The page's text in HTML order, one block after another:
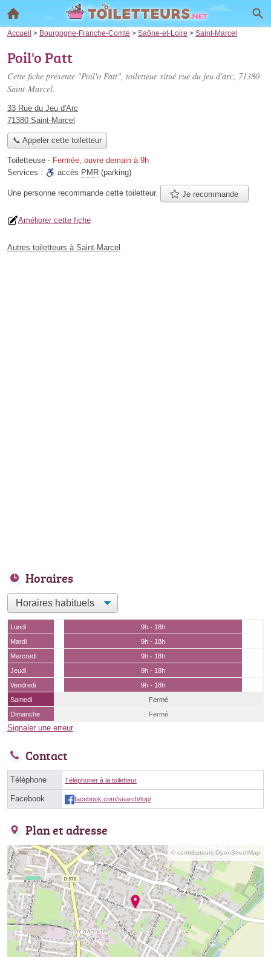
Accueil > Bourgogne-Franche-Comté > Saône-et-Loire > Saint-Marcel
Poil'o Patt
Cette fiche présente "Poil'o Patt", toiletteur situé rue du jeu d'arc, 71380
Saint-Marcel.
33 Rue du Jeu d'Arc
71380 Saint-Marcel
📞 Appeler cette toiletteur
Toiletteuse - Fermée, ouvre demain à 9h
Services :
accès PMR (parking)
Une personne recommande cette toiletteur. Je recommande
Améliorer cette fiche
Autres toiletteurs à Saint-Marcel
Horaires
Lundi
9h - 18h
Mardi
9h - 18h
Mercredi
9h - 18h
Jeudi
9h - 18h
Vendredi
9h - 18h
Samedi
Fermé
Dimanche
Fermé
Signaler une erreur
Contact
Téléphone Téléphoner à la toiletteur
Facebook facebook.com/search/top/
Plan et adresse
© contributeurs OpenStreetMap